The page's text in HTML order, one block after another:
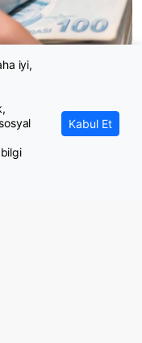
makas açıldı
iyi,
Kabul Et